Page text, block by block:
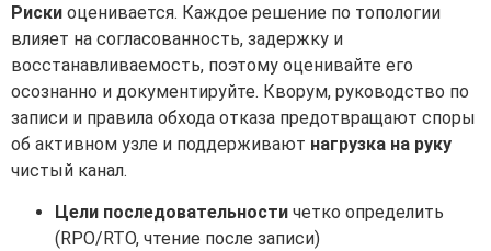
Риски оценивается. Каждое решение по топологии
влияет на согласованность, задержку и
восстанавливаемость, поэтому оценивайте его
осознанно и документируйте. Кворум, руководство по
записи и правила обхода отказа предотвращают споры
об активном узле и поддерживают нагрузка на руку
чистый канал.
Цели последовательности четко определить
(RPO/RTO, чтение после записи)